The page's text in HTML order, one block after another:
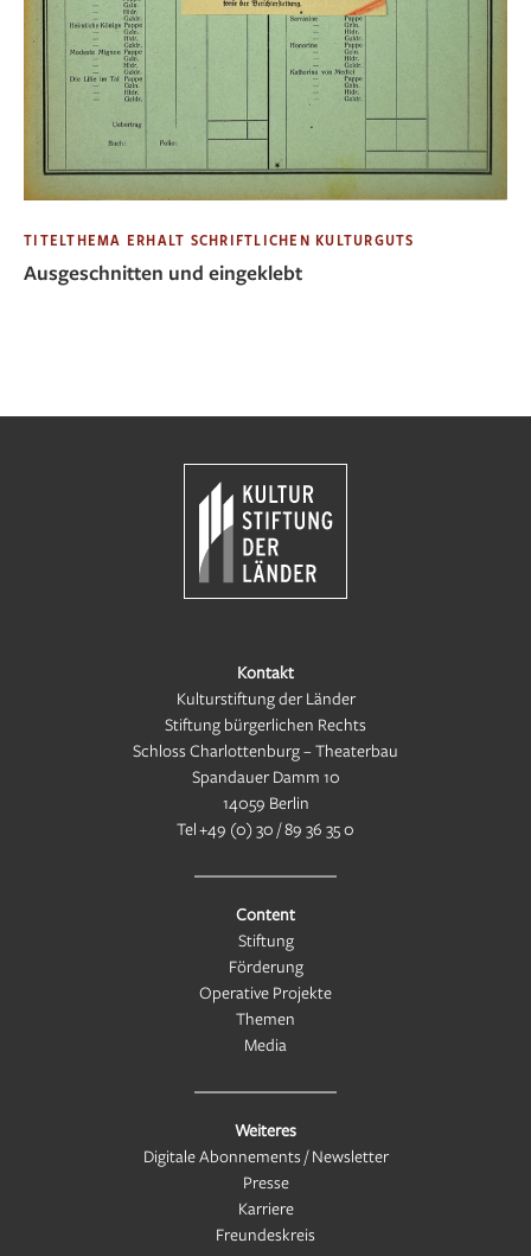
TITELTHEMA ERHALT SCHRIFTLICHEN KULTURGUTS
Ausgeschnitten und eingeklebt
Kontakt
Kulturstiftung der Länder
Stiftung bürgerlichen Rechts
Schloss Charlottenburg – Theaterbau
Spandauer Damm 10
14059 Berlin
Tel+49 (0) 30 / 89 36 35 0
Content
Stiftung
Förderung
Operative Projekte
Themen
Media
Weiteres
Digitale Abonnements / Newsletter
Presse
Karriere
Freundeskreis